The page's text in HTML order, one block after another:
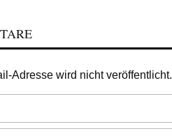
Adresse wird nicht veröffentlicht.